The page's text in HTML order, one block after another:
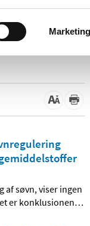
Marketing
af søvn, viser ingen
er konklusionen…